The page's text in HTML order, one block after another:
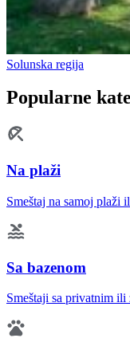
Solunska regija
Popularne
Na plaži
Smeštaj na samoj plaži
Sa bazenom
Smeštaji sa privatnim